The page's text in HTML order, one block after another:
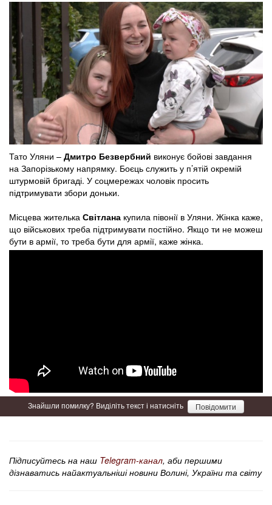
Тато Уляни – Дмитро Безвербний виконує бойові завдання
на Запорізькому напрямку. Боєць служить у п’ятій окремій
штурмовій бригаді. У соцмережах чоловік просить
підтримувати збори доньки.
Місцева жителька Світлана купила півонії в Уляни. Жінка каже,
що військових треба підтримувати постійно. Якщо ти не можеш
бути в армії, то треба бути для армії, каже жінка.
Знайшли помилку? Виділіть текст і натисніть Повідомити
Підписуйтесь на наш Telegram-канал, аби першими
дізнаватись найактуальніші новини Волині, України та світу